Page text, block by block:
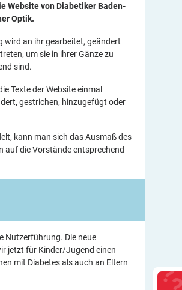
Website von Diabetiker Baden-
Optik.
wird an ihr gearbeitet, geändert
um sie in ihrer Gänze zu
sind.
Texte der Website einmal
gestrichen, hinzugefügt oder
kann man sich das Ausmaß des
auf die Vorstände entsprechend
Nutzerführung. Die neue
jetzt für Kinder/Jugend einen
mit Diabetes als auch an Eltern